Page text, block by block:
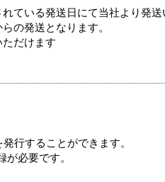
ている発送日にて当社より発送
の発送となります。
だけます
行することができます。
必要です。